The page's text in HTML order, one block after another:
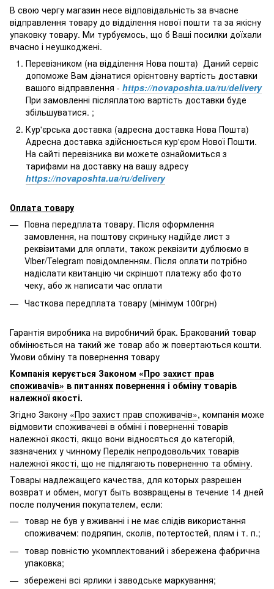
В свою чергу магазин несе відповідальність за вчасне
відправлення товару до відділення нової пошти та за якісну
упаковку товару. Ми турбуємось, що б Ваші посилки доїхали
вчасно і неушкоджені.
Перевізником (на відділення Нова пошта) Даний сервіс
допоможе Вам дізнатися орієнтовну вартість доставки
вашого відправлення - https://novaposhta.ua/ru/delivery
При замовленні післяплатою вартість доставки буде
збільшуватися. ;
Кур'єрська доставка (адресна доставка Нова Пошта)
Адресна доставка здійснюється кур'єром Нової Пошти.
На сайті перевізника ви можете ознайомиться з
тарифами на доставку на вашу адресу
https://novaposhta.ua/ru/delivery
Оплата товару
Повна передплата товару. Після оформлення
замовлення, на поштову скриньку надійде лист з
реквізитами для оплати, також реквізити дублюємо в
Viber/Telegram повідомленням. Після оплати потрібно
надіслати квитанцію чи скріншот платежу або фото
чеку, або ж написати час оплати
Часткова передплата товару (мінімум 100грн)
Гарантія виробника на виробничий брак. Бракований товар
обмінюється на такий же товар або ж повертаються кошти.
Умови обміну та повернення товару
Компанія керується Законом «Про захист прав
споживачів» в питаннях повернення і обміну товарів
належної якості.
Згідно Закону «Про захист прав споживачів», компанія може
відмовити споживачеві в обміні і поверненні товарів
належної якості, якщо вони відносяться до категорій,
зазначених у чинному Перелік непродовольчих товарів
належної якості, що не підлягають поверненню та обміну.
Товары надлежащего качества, для которых разрешен
возврат и обмен, могут быть возвращены в течение 14 дней
после получения покупателем, если:
товар не був у вживанні і не має слідів використання
споживачем: подряпин, сколів, потертостей, плям і т. п.;
товар повністю укомплектований і збережена фабрична
упаковка;
збережені всі ярлики і заводське маркування;